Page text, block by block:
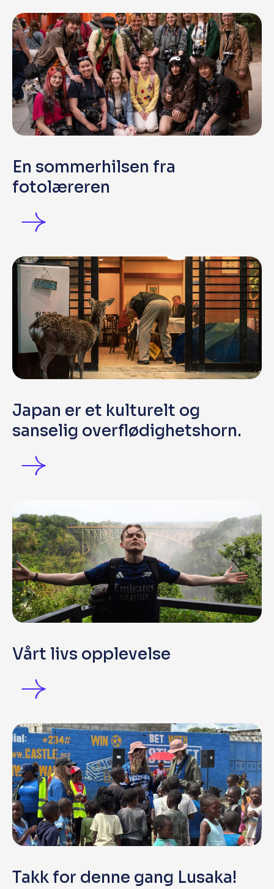
En sommerhilsen fra
fotolæreren
Japan er et kulturelt og
sanselig overflødighetshorn.
Vårt livs opplevelse
Takk for denne gang Lusaka!